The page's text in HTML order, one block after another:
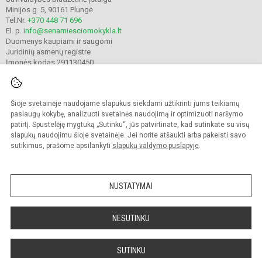
Šioje svetainėje naudojame slapukus siekdami užtikrinti jums teikiamų
paslaugų kokybę, analizuoti svetainės naudojimą ir optimizuoti naršymo
patirtį. Spustelėję mygtuką „Sutinku“, jūs patvirtinate, kad sutinkate su visų
slapukų naudojimu šioje svetainėje. Jei norite atšaukti arba pakeisti savo
sutikimus, prašome apsilankyti slapukų valdymo puslapyje.
NUSTATYMAI
NESUTINKU
SUTINKU
Minijos g. 5, 90161 Plungė
Tel.Nr. +370 448 71 696
El. p. info@senamiesciomokykla.lt
Duomenys kaupiami ir saugomi
Juridinių asmenų registre
Įmonės kodas 291130450
© 2022. Plungės Senamiesčio mokykla. Visos teisės saugomos.
Kopijuoti turinį be raštiško gimnazijos sutikimo griežtai draudžiama.
Prieinamumo paraiška Slapukų valdymas
Sumanus būdas atnaujinti